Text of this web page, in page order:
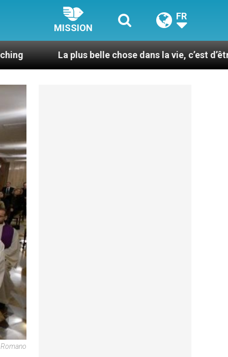
MISSION
FR
plus belle chose dans la vie, c’est d’être pris par la